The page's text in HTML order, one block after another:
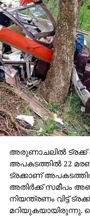
അപ്‌ഡേറ്റ്
മോഡൽ
ശേഷമാണ് ഈ
അതേസമയം, ആപ്പിൾ
പൂർണമായി
ചിലർ
അത്തരമൊരു
ടെക്‌നോളജി
2025ൽ
ഐഫോൺ 17,
പ്രോ മാക്‌സ് എന്നീ
അവതരിപ്പിച്ചത്.
അരുണാചലില്‍ ട്രക്ക്
അപകടത്തില്‍ 22
ട്രക്കാണ്
അതിര്‍ക്ക് സമീപം
നിയന്ത്രണം വിട്ട്
മറിയുകയായിരുന്നു.